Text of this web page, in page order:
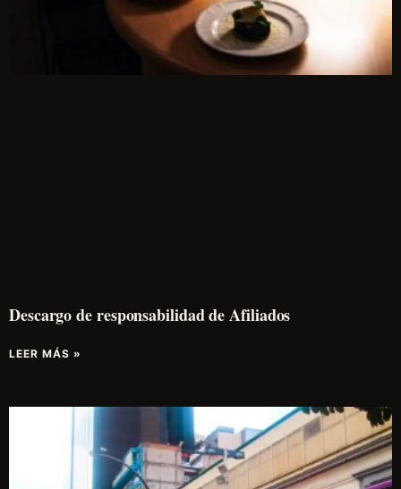
Descargo de responsabilidad de Afiliados
LEER MÁS »